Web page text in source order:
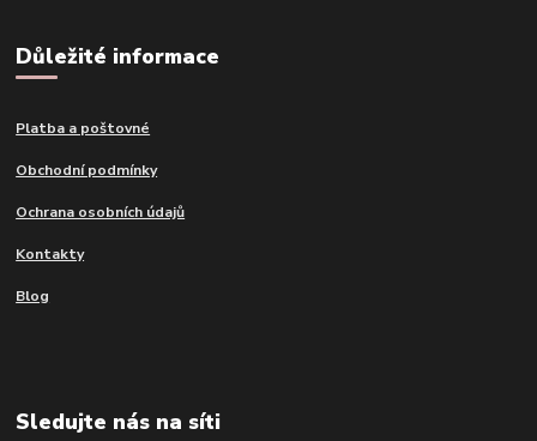
Důležité informace
Platba a poštovné
Obchodní podmínky
Ochrana osobních údajů
Kontakty
Blog
Sledujte nás na síti